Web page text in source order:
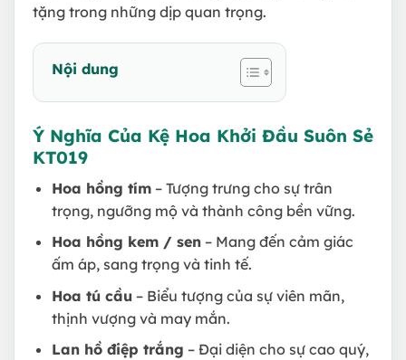
tặng trong những dịp quan trọng.
Nội dung
Ý Nghĩa Của Kệ Hoa Khởi Đầu Suôn Sẻ
KT019
Hoa hồng tím– Tượng trưng cho sự trân
trọng, ngưỡng mộ và thành công bền vững.
Hoa hồng kem / sen– Mang đến cảm giác
ấm áp, sang trọng và tinh tế.
Hoa tú cầu– Biểu tượng của sự viên mãn,
thịnh vượng và may mắn.
Lan hồ điệp trắng – Đại diện cho sự cao quý,